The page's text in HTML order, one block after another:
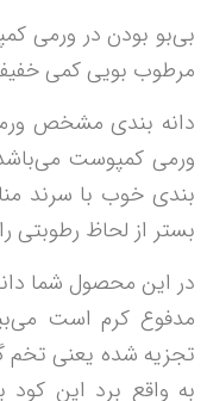
بی‌بو بودن در ورمی
مرطوب بویی کمی
دانه بندی مشخص
ورمی کمپوست می‌باشد
بندی خوب با سرند
بستر از لحاظ رطوبتی
در این محصول شما
مدفوع کرم است
تجزیه شده یعنی تخم
به واقع برد این